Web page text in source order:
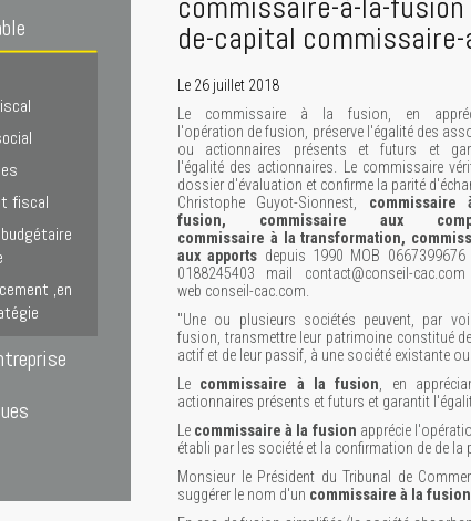
de-capital commissaire-
Le 26 juillet 2018
Le commissaire à la fusion, en
l'opération de fusion, préserve l'égalité des
ou actionnaires présents et futurs et
l'égalité des actionnaires. Le commissaire
dossier d'évaluation et confirme la parité
Christophe Guyot-Sionnest, commissaire
fusion, commissaire aux
commissaire à la transformation,
aux apports depuis 1990 MOB 0667399676
0188245403 mail contact@conseil-
web conseil-cac.com.
"Une ou plusieurs sociétés peuvent, par
fusion, transmettre leur patrimoine constitué
actif et de leur passif, à une société existante
Le commissaire à la fusion , en
actionnaires présents et futurs et garantit
Le commissaire à la fusion apprécie
établi par les société et la confirmation de de la
Monsieur le Président du Tribunal de
suggérer le nom d'un commissaire à la fusion
fiscal
,en